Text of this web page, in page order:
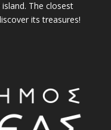
The closest
its treasures!